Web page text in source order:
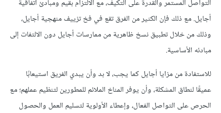
التواصل المستمر والقدرة على التكيف، مع الالتزام بقيم ومبادئ اتفاقية
أجايل. مع ذلك فإن الكثير من الفرق تقع في فخ تزييف منهجية أجايل،
وذلك من خلال تطبيق نسخ ظاهرية من ممارسات أجايل دون الالتفات إلى
مبادئه الأساسية.
للاستفادة من مزايا أجايل كما يجب، لا بد وأن يبدي الفريق استيعابًا
عميقًا لنطاق المشكلة، وأن يوفر المناخ الملائم للمطورين لتنظيم عملهم؛ مع
الحرص على التواصل الفعال، وإعطاء الأولوية لتسليم العمل والحصول